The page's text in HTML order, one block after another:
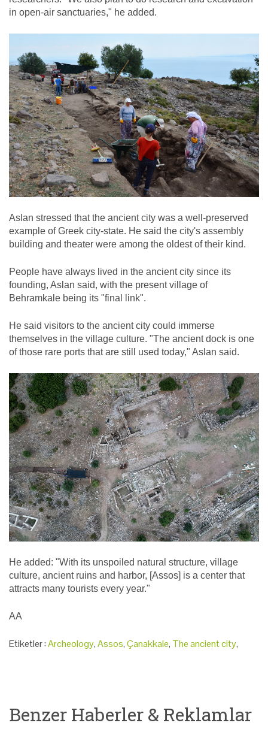
in open-air sanctuaries," he added.
Aslan stressed that the ancient city was a well-preserved
example of Greek city-state. He said the city's assembly
building and theater were among the oldest of their kind.
People have always lived in the ancient city since its
founding, Aslan said, with the present village of
Behramkale being its "final link".
He said visitors to the ancient city could immerse
themselves in the village culture. "The ancient dock is one
of those rare ports that are still used today," Aslan said.
He added: "With its unspoiled natural structure, village
culture, ancient ruins and harbor, [Assos] is a center that
attracts many tourists every year."
AA
Etiketler :Archeology,Assos,Çanakkale, The ancient city,
Benzer Haberler & Reklamlar